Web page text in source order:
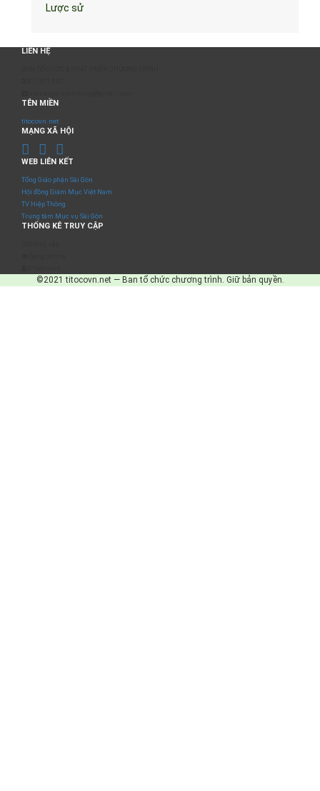
Lược sử
LIÊN HỆ
TÊN MIỀN
titocovn.net
MẠNG XÃ HỘI
WEB LIÊN KẾT
Tổng Giáo phận Sài Gòn
Hội đồng Giám Mục Việt Nam
TV Hiệp Thông
Trung tâm Mục vụ Sài Gòn
THỐNG KÊ TRUY CẬP
©2021 titocovn.net — Ban tổ chức chương trình. Giữ bản quyền.